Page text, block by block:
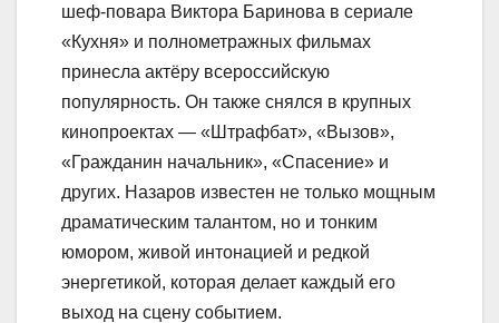
шеф-повара Виктора Баринова в сериале
«Кухня» и полнометражных фильмах
принесла актёру всероссийскую
популярность. Он также снялся в крупных
кинопроектах — «Штрафбат», «Вызов»,
«Гражданин начальник», «Спасение» и
других. Назаров известен не только мощным
драматическим талантом, но и тонким
юмором, живой интонацией и редкой
энергетикой, которая делает каждый его
выход на сцену событием.